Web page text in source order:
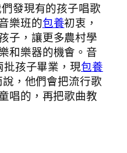
發現有的孩子唱歌
樂班的包養初衷，
子，讓更多農村學
和樂器的機會。音
批孩子畢業，現包養
，他們會把流行歌
唱的，再把歌曲教